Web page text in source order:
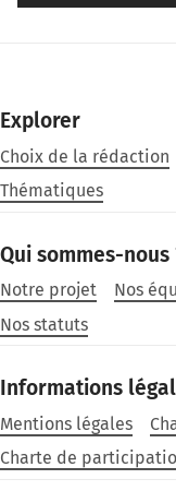
Explorer
Choix de la rédaction
Thématiques
Qui sommes-nous
Notre projet Nos
Nos statuts
Informations
Mentions légales
Charte de